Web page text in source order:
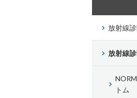
放射線
放射線
トム